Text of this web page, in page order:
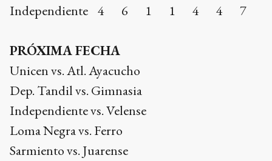
Independiente 4 6 1 1 4 4 7
PRÓXIMA FECHA
Unicen vs. Atl. Ayacucho
Dep. Tandil vs. Gimnasia
Independiente vs. Velense
Loma Negra vs. Ferro
Sarmiento vs. Juarense